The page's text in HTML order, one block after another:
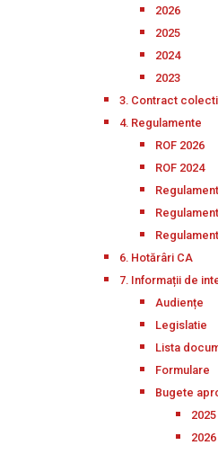
2026
2025
2024
2023
3. Contract
4. Regulamente
ROF 2026
ROF 2024
6. Hotărâri CA
7. Informații de
Audiențe
Legislatie
Lista
Formulare
Bugete
2025
2026